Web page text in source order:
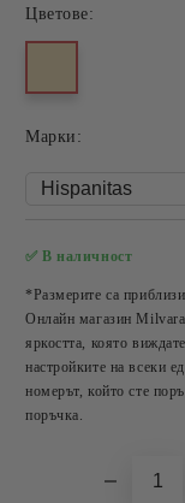
Цветове:
Mарки:
✅ В наличност
*Размерите са
Онлайн магазин Milvara
яркостта, която
настройките на всеки
номерът, който сте
поръчка.